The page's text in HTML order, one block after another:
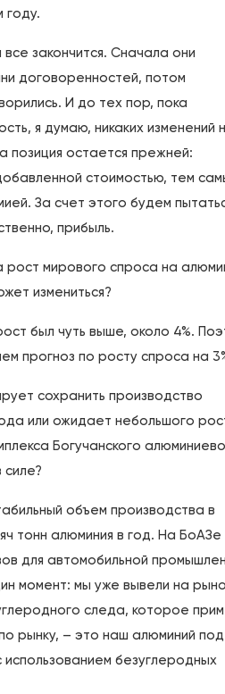
году.
закончится. Сначала они
договоренностей, потом
И до тех пор, пока
я думаю, никаких изменений
позиция остается прежней:
стоимостью, тем
За счет этого будем
прибыль.
рост мирового спроса на
измениться?
был чуть выше, около 4%.
прогноз по росту спроса на
сохранить производство
или ожидает небольшого
Богучанского
объем производства в
тонн алюминия в год. На БоАЗе
для автомобильной
момент: мы уже вывели на
следа, которое
рынку, – это наш алюминий под
безуглеродных